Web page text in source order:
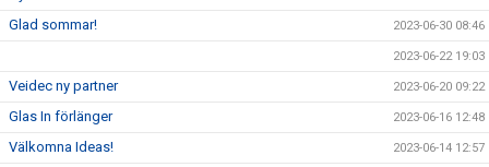
Glad sommar! 2023-06-30 08:46
2023-06-22 19:03
Veidec ny partner 2023-06-20 09:22
Glas In förlänger 2023-06-16 12:48
Välkomna Ideas! 2023-06-14 12:57